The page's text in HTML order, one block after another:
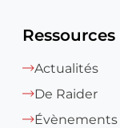
Actualités
De Raider
Évènements